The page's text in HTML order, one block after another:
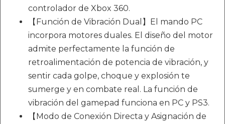
controlador de Xbox 360.
【Función de Vibración Dual】El mando PC
incorpora motores duales. El diseño del motor
admite perfectamente la función de
retroalimentación de potencia de vibración, y
sentir cada golpe, choque y explosión te
sumerge y en combate real. La función de
vibración del gamepad funciona en PC y PS3.
【Modo de Conexión Directa y Asignación de